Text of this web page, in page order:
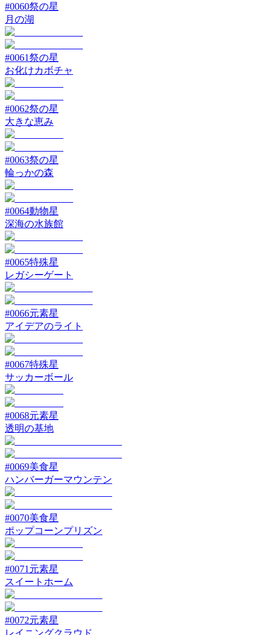
#0060祭の星
月の湖
#0061祭の星
お化けカボチャ
#0062祭の星
大きな恵み
#0063祭の星
輪っかの森
#0064動物星
深海の水族館
#0065特殊星
レガシーゲート
#0066元素星
アイデアのライト
#0067特殊星
サッカーボール
#0068元素星
透明の基地
#0069美食星
ハンバーガーマウンテン
#0070美食星
ポップコーンプリズン
#0071 元素星
スイートホーム
#0072元素星
レイニングクラウド